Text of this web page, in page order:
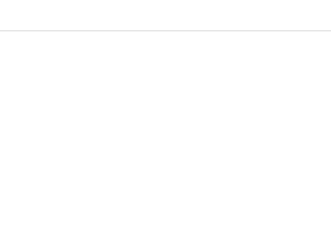
보겠다”고…
교 신설을 통해 연결함으
였다.안산시는 지난 1일